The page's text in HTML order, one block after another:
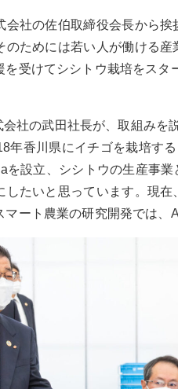
会社の佐伯取締役会長から
のためには若い人が働ける
を受けてシシトウ栽培をスタ
社の武田社長が、取組みを
年香川県にイチゴを栽培す
を設立、シシトウの生産事
したいと思っています。現
マート農業の研究開発では